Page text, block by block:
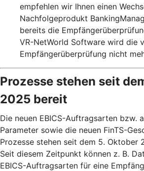
empfehlen wir Ihnen einen
Nachfolgeprodukt
bereits die
VR-NetWorld Software wird die
Empfängerüberprüfung nicht
Prozesse stehen seit
2025 bereit
Die neuen EBICS-Auftragsarten bzw.
Parameter sowie die neuen FinTS-
Prozesse stehen seit dem 5. Oktober
Seit diesem Zeitpunkt können z. B.
EBICS-Auftragsarten für eine